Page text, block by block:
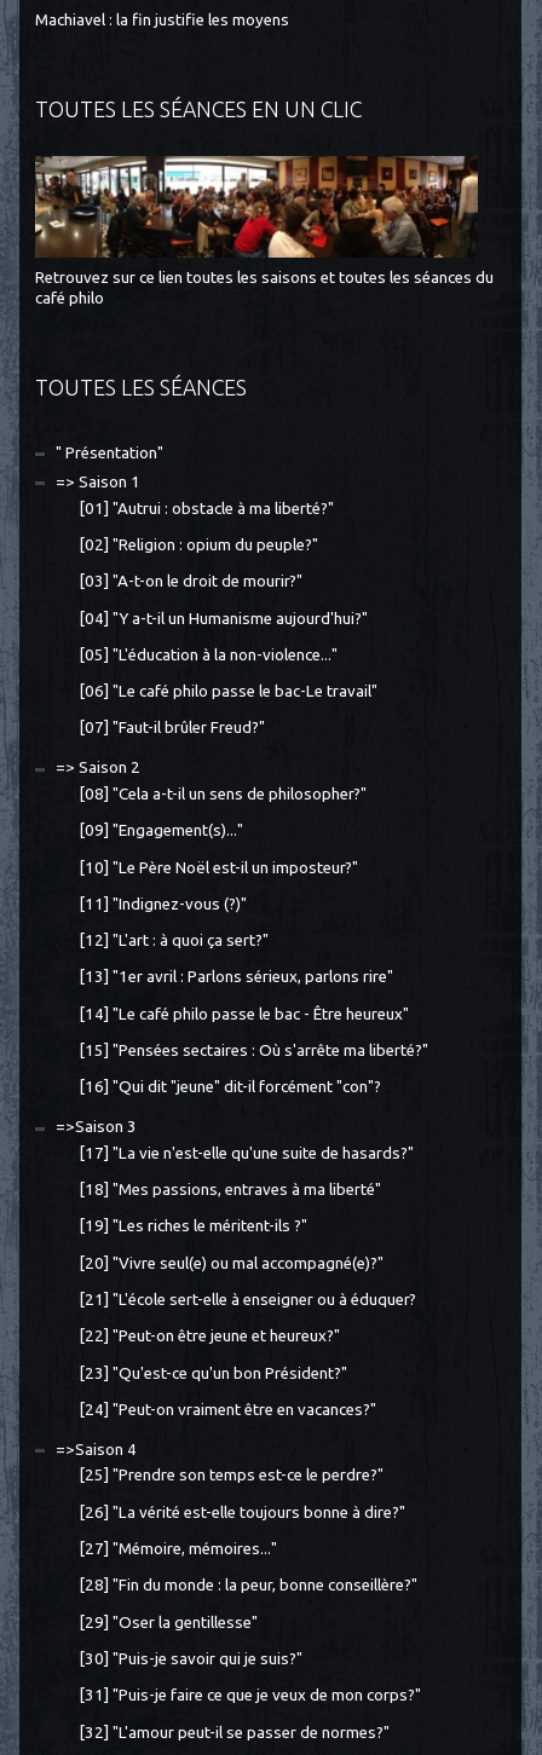
Machiavel : la fin justifie les moyens
TOUTES LES SÉANCES EN UN CLIC
Retrouvez sur ce lien toutes les saisons et toutes les séances du
café philo
TOUTES LES SÉANCES
" Présentation"
=> Saison 1
[01] "Autrui : obstacle à ma liberté?"
[02] "Religion : opium du peuple?"
[03] "A-t-on le droit de mourir?"
[04] "Y a-t-il un Humanisme aujourd'hui?"
[05] "L'éducation à la non-violence..."
[06] "Le café philo passe le bac-Le travail"
[07] "Faut-il brûler Freud?"
=> Saison 2
[08] "Cela a-t-il un sens de philosopher?"
[09] "Engagement(s)..."
[10] "Le Père Noël est-il un imposteur?"
[11] "Indignez-vous (?)"
[12] "L'art : à quoi ça sert?"
[13] "1er avril : Parlons sérieux, parlons rire"
[14] "Le café philo passe le bac - Être heureux"
[15] "Pensées sectaires : Où s'arrête ma liberté?"
[16] "Qui dit "jeune" dit-il forcément "con"?
=>Saison 3
[17] "La vie n'est-elle qu'une suite de hasards?"
[18] "Mes passions, entraves à ma liberté"
[19] "Les riches le méritent-ils ?"
[20] "Vivre seul(e) ou mal accompagné(e)?"
[21] "L'école sert-elle à enseigner ou à éduquer?
[22] "Peut-on être jeune et heureux?"
[23] "Qu'est-ce qu'un bon Président?"
[24] "Peut-on vraiment être en vacances?"
=>Saison 4
[25] "Prendre son temps est-ce le perdre?"
[26] "La vérité est-elle toujours bonne à dire?"
[27] "Mémoire, mémoires..."
[28] "Fin du monde : la peur, bonne conseillère?"
[29] "Oser la gentillesse"
[30] "Puis-je savoir qui je suis?"
[31] "Puis-je faire ce que je veux de mon corps?"
[32] "L'amour peut-il se passer de normes?"